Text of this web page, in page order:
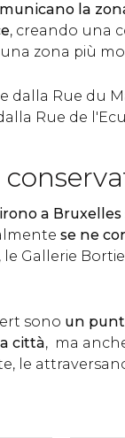
la
, creando una
zona più
dalla Rue du
Rue de
a
se ne
le Gallerie
sono un
città, ma
le